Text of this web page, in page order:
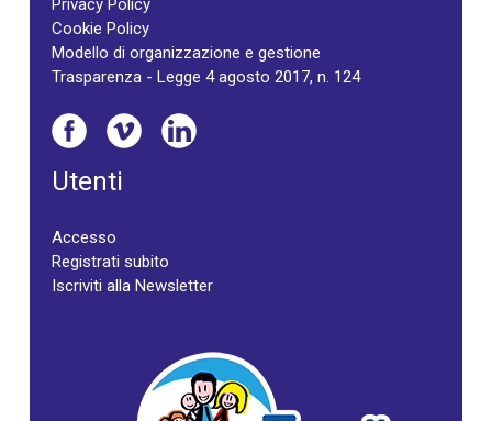
Privacy Policy
Cookie Policy
Modello di organizzazione e gestione
Trasparenza - Legge 4 agosto 2017, n. 124
Utenti
Accesso
Registrati subito
Iscriviti alla Newsletter